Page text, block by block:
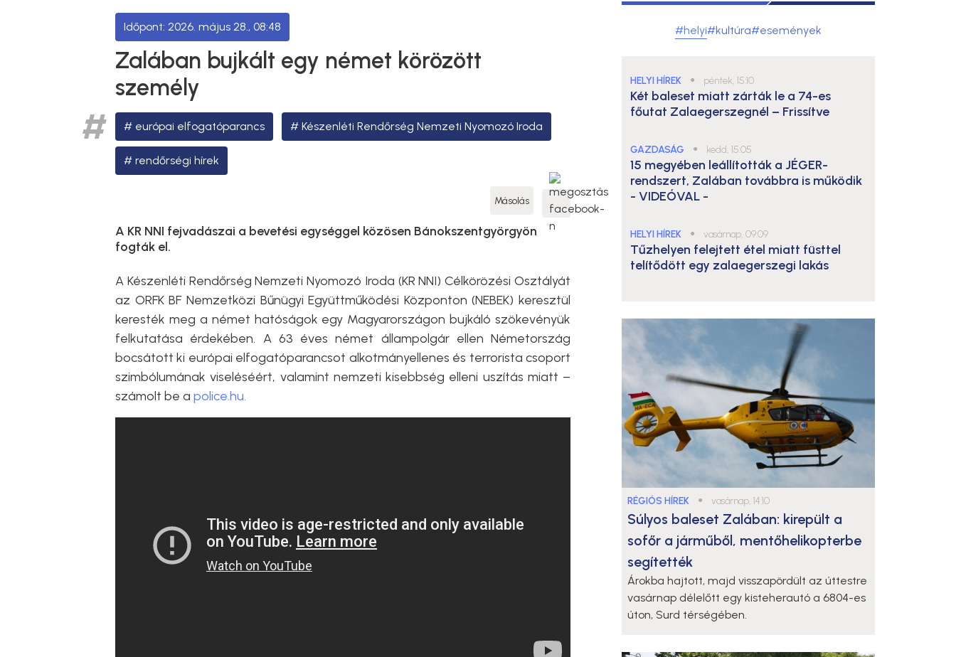
2026. május 28., 08:48
Zalában bujkált egy német körözött
személy
európai elfogatóparancs Készenléti Rendőrség Nemzeti Nyomozó Iroda
rendőrségi hírek
Másolás
A KR NNI fejvadászai a bevetési egységgel közösen Bánokszentgyörgyön
fogták el.
A Készenléti Rendőrség Nemzeti Nyomozó Iroda (KR NNI) Célkörözési Osztályát
az ORFK BF Nemzetközi Bűnügyi Együttműködési Központon (NEBEK) keresztül
keresték meg a német hatóságok egy Magyarországon bujkáló szökevényük
felkutatása érdekében. A 63 éves német állampolgár ellen Németország
bocsátott ki európai elfogatóparancsot alkotmányellenes és terrorista csoport
szimbólumának viseléséért, valamint nemzeti kisebbség elleni uszítás miatt –
számolt be a police.hu.
#helyi#kultúra#események
HELYI HÍREK ● péntek, 15:10
Két baleset miatt zárták le a 74-es
főutat Zalaegerszegnél – Frissítve
GAZDASÁG ● kedd, 15:05
15 megyében leállították a JÉGER-
rendszert, Zalában továbbra is működik
- VIDEÓVAL -
HELYI HÍREK ● vasárnap, 09:09
Tűzhelyen felejtett étel miatt füsttel
telítődött egy zalaegerszegi lakás
RÉGIÓS HÍREK ● vasárnap, 14:10
Súlyos baleset Zalában: kirepült a
sofőr a járműből, mentőhelikopterbe
segítették
Árokba hajtott, majd visszapördült az úttestre
vasárnap délelőtt egy kisteherautó a 6804-es
úton, Surd térségében.